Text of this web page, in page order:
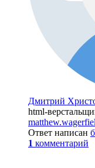
Дмитрий
html-
Ответ написан
1 комментарий